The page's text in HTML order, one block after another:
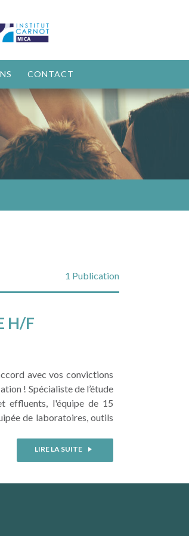
CONTACT
1 Publication
H/F
avec vos convictions
! Spécialiste de l’étude
effluents, l'équipe de 15
de laboratoires, outils
LIRE LA SUITE